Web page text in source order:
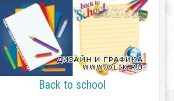
Back to school